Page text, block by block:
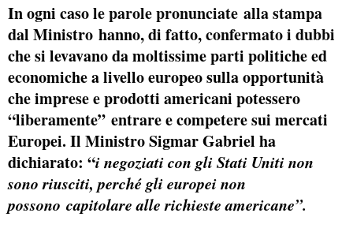
In ogni casole parole pronunciate alla stampa
dal Ministro hanno, di fatto,confermato i dubbi
che si levavano da moltissime parti politiche ed
economiche a livello europeo sulla opportunità
che imprese e prodotti americani potessero
“liberamente” entrare e competere sui mercati
Europei. Il Ministro Sigmar Gabriel ha
dichiarato: “i negoziati con gli Stati Uniti non
sono riusciti, perché gli europei non
possono capitolare alle richieste americane”.